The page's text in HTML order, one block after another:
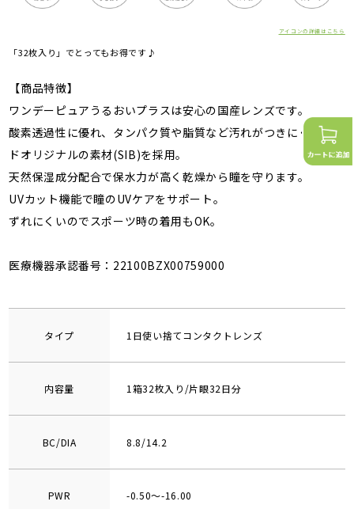
アイコンの詳細はこちら
「32枚入り」でとってもお得です♪
【商品特徴】
ワンデーピュアうるおいプラスは安心の国産レンズです。
酸素透過性に優れ、タンパク質や脂質など汚れがつきにくいシー
ドオリジナルの素材(SIB)を採用。
天然保湿成分配合で保水力が高く乾燥から瞳を守ります。
UVカット機能で瞳のUVケアをサポート。
ずれにくいのでスポーツ時の着用もOK。
医療機器承認番号：22100BZX00759000
タイプ 1日使い捨てコンタクトレンズ
内容量 1箱32枚入り/片眼32日分
BC/DIA 8.8/14.2
PWR -0.50～-16.00